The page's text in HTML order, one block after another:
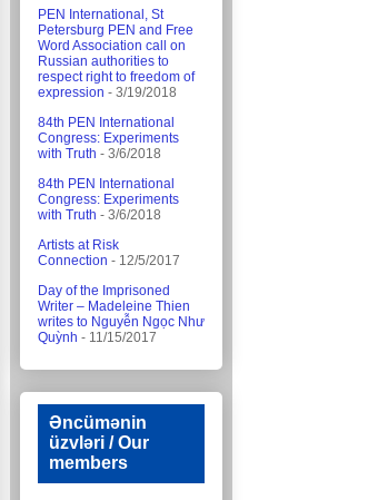
PEN International, St
Petersburg PEN and Free
Word Association call on
Russian authorities to
respect right to freedom of
expression - 3/19/2018
84th PEN International
Congress: Experiments
with Truth - 3/6/2018
84th PEN International
Congress: Experiments
with Truth - 3/6/2018
Artists at Risk
Connection - 12/5/2017
Day of the Imprisoned
Writer – Madeleine Thien
writes to Nguyễn Ngọc Như
Quỳnh - 11/15/2017
Əncümənin
üzvləri / Our
members